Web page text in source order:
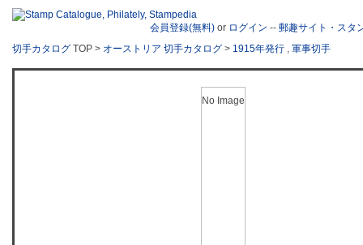
会員登録(無料) or ログイン -- 郵趣サイト・スタ
切手カタログ TOP > オーストリア 切手カタログ > 1915年発行 , 軍事切手
No Image